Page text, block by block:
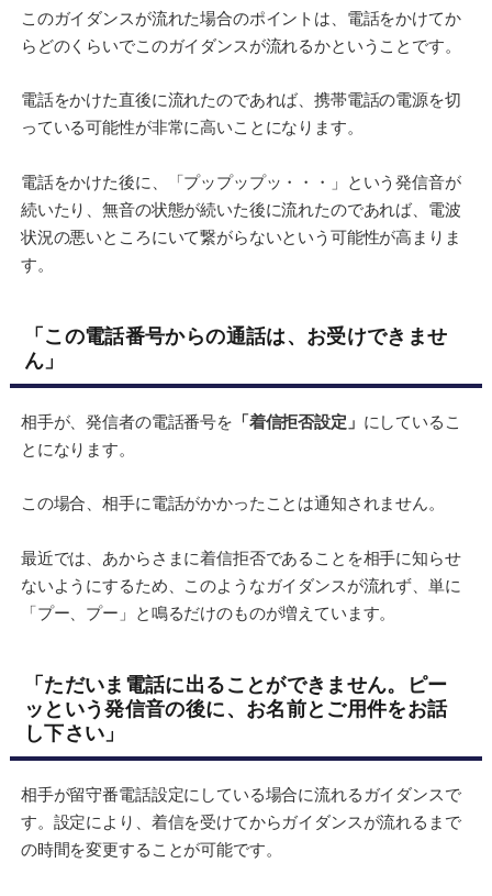
このガイダンスが流れた場合のポイントは、電話をかけてか
らどのくらいでこのガイダンスが流れるかということです。
電話をかけた直後に流れたのであれば、携帯電話の電源を切
っている可能性が非常に高いことになります。
電話をかけた後に、「プップップッ・・・」という発信音が
続いたり、無音の状態が続いた後に流れたのであれば、電波
状況の悪いところにいて繋がらないという可能性が高まりま
す。
「この電話番号からの通話は、お受けできませ
ん」
相手が、発信者の電話番号を 「着信拒否設定」 にしているこ
とになります。
この場合、相手に電話がかかったことは通知されません。
最近では、あからさまに着信拒否であることを相手に知らせ
ないようにするため、このようなガイダンスが流れず、単に
「プー、プー」と鳴るだけのものが増えています。
「ただいま電話に出ることができません。ピー
ッという発信音の後に、お名前とご用件をお話
し下さい」
相手が留守番電話設定にしている場合に流れるガイダンスで
す。設定により、着信を受けてからガイダンスが流れるまで
の時間を変更することが可能です。